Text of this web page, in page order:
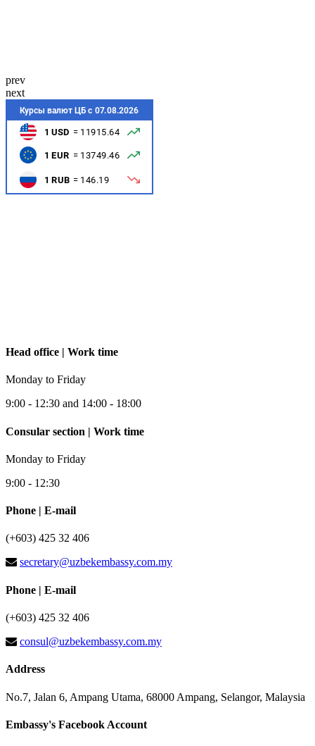
prev
next
Head office | Work time
Monday to Friday
9:00 - 12:30 and 14:00 - 18:00
Consular section | Work time
Monday to Friday
9:00 - 12:30
Phone | E-mail
(+603) 425 32 406
secretary@uzbekembassy.com.my
Phone | E-mail
(+603) 425 32 406
consul@uzbekembassy.com.my
Address
No.7, Jalan 6, Ampang Utama, 68000 Ampang, Selangor, Malaysia
Embassy's Facebook Account